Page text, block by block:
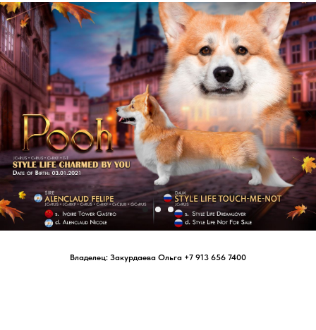
Владелец: Закурдаева Ольга +7 913 656 7400